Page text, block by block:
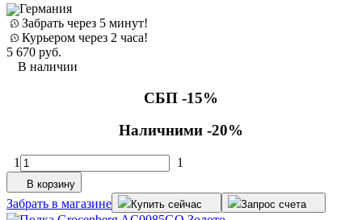
Германия
Забрать через 5 минут!
Курьером через 2 часа!
5 670 руб.
В наличии
СБП -15%
Наличними -20%
1 1
В корзину
Забрать в магазине Купить сейчас Запрос счета